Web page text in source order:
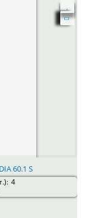
60.1 S
4